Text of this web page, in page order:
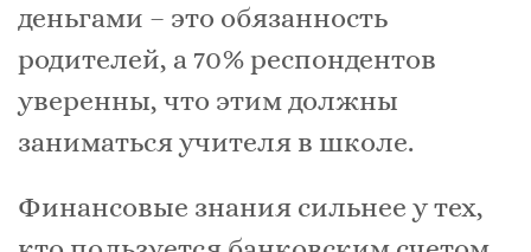
деньгами – это обязанность
родителей, а 70% респондентов
уверенны, что этим должны
заниматься учителя в школе.
Финансовые знания сильнее у тех,